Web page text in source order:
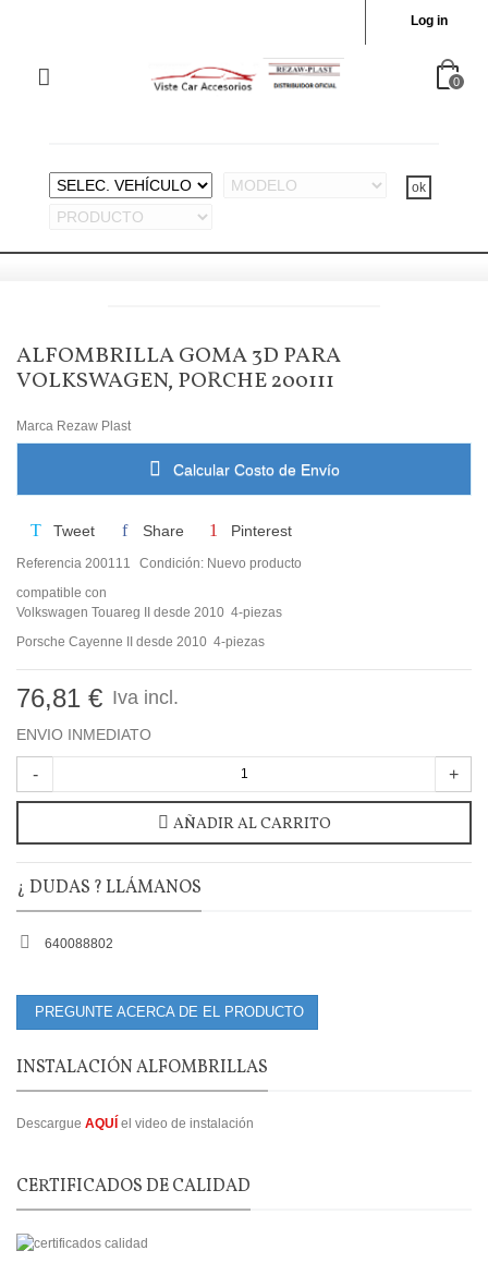
Log in
0
ALFOMBRILLA GOMA 3D PARA
VOLKSWAGEN, PORCHE 200111
Marca Rezaw Plast
Calcular Costo de Envío
Tweet Share Pinterest
Referencia 200111 Condición: Nuevo producto
compatible con
Volkswagen Touareg II desde 2010 4-piezas
Porsche Cayenne II desde 2010 4-piezas
76,81 € Iva incl.
ENVIO INMEDIATO
- +
AÑADIR AL CARRITO
¿ DUDAS ? LLÁMANOS
640088802
PREGUNTE ACERCA DE EL PRODUCTO
INSTALACIÓN ALFOMBRILLAS
Descargue AQUÍ el video de instalación
CERTIFICADOS DE CALIDAD